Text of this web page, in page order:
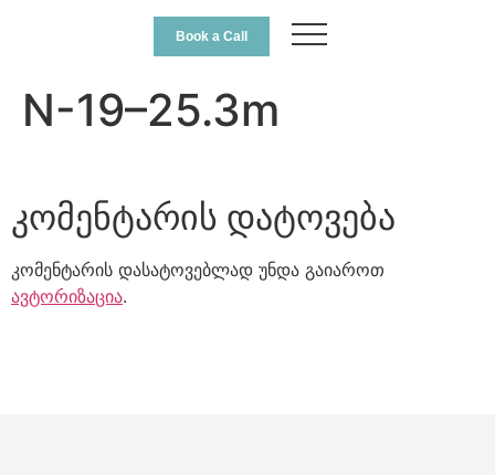
Book a Call
N-19–25.3m
კომენტარის დატოვება
კომენტარის დასატოვებლად უნდა გაიაროთ
ავტორიზაცია.